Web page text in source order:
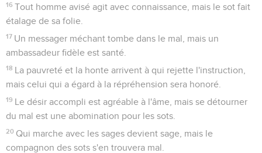
16 Tout homme avisé agit avec connaissance, mais le sot fait
étalage de sa folie.
17 Un messager méchant tombe dans le mal, mais un
ambassadeur fidèle est santé.
18 La pauvreté et la honte arrivent à qui rejette l'instruction,
mais celui qui a égard à la répréhension sera honoré.
19 Le désir accompli est agréable à l'âme, mais se détourner
du mal est une abomination pour les sots.
20 Qui marche avec les sages devient sage, mais le
compagnon des sots s'en trouvera mal.